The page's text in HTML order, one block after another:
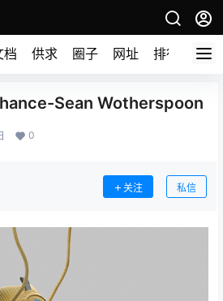
档 供求 圈子 网址 排行榜
Sean Wotherspoon
0
关注 私信